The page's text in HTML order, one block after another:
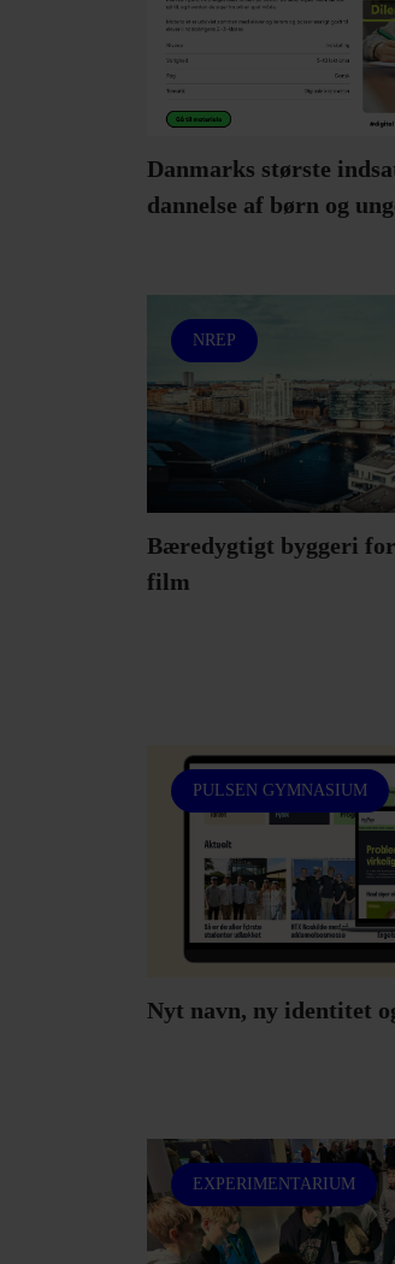
Danmarks største
dannelse af børn og
NREP
Bæredygtigt byggeri
film
PULSEN GYMNASIUM
Nyt navn, ny identitet
EXPERIMENTARIUM